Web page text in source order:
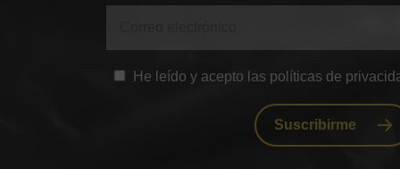
He leído y acepto las políticas de
Suscribirme